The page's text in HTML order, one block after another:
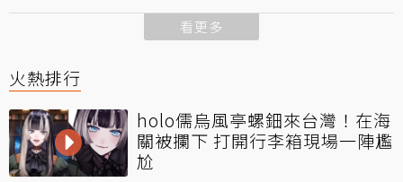
看更多
火熱排行
holo儒烏風亭螺鈿來台灣！在海
關被攔下 打開行李箱現場一陣尷
尬